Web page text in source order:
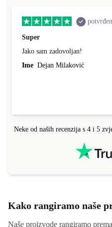
Super
Jako sam zadovoljan!
Ime Dejan Milaković
Neke od naših recenzija s 4 i 5
Kako rangiramo naše
Naše proizvode rangiramo